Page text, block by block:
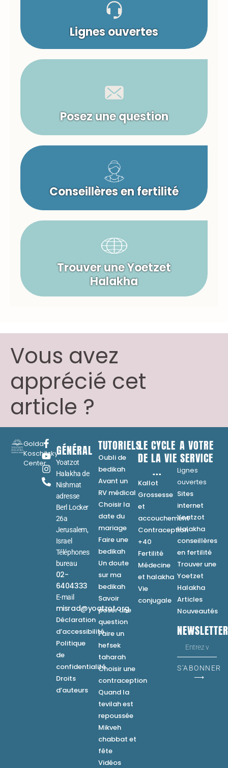
Lignes ouvertes
Posez une question
Conseillères en fertilité
Trouver une Yoetzet
Halakha
Vous avez
apprécié cet
article ?
Golda
Koschitzky
Center
GÉNÉRAL
Yoatzot
Halakha de
Nishmat
adresse
Berl Locker
26a
Jerusalem,
Israel
Téléphones
bureau
02-
6404333
E-mail
misrad@yoatzot.org
Déclaration
d’accessibilité
Politique
de
confidentialité
Droits
d’auteurs
TUTORIELS
Oubli de
bedikah
Avant un
RV médical
Choisir la
date du
mariage
Faire une
bedikah
Un doute
sur ma
bedikah
Savoir
poser une
question
Faire un
hefsek
taharah
Choisir une
contraception
Quand la
tevilah est
repoussée
Mikveh
chabbat et
fête
Vidéos
LE CYCLE
DE LA VIE
...
Kallot
Grossesse
et
accouchement
Contraception
+40
Fertilité
Médecine
et halakha
Vie
conjugale
A VOTRE
SERVICE
Lignes
ouvertes
Sites
internet
Yoatzot
Halakha
conseillères
en fertilité
Trouver une
Yoetzet
Halakha
Articles
Nouveautés
S'ABONNER
⟶